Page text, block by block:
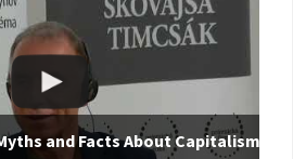
and Facts About Capitalism |